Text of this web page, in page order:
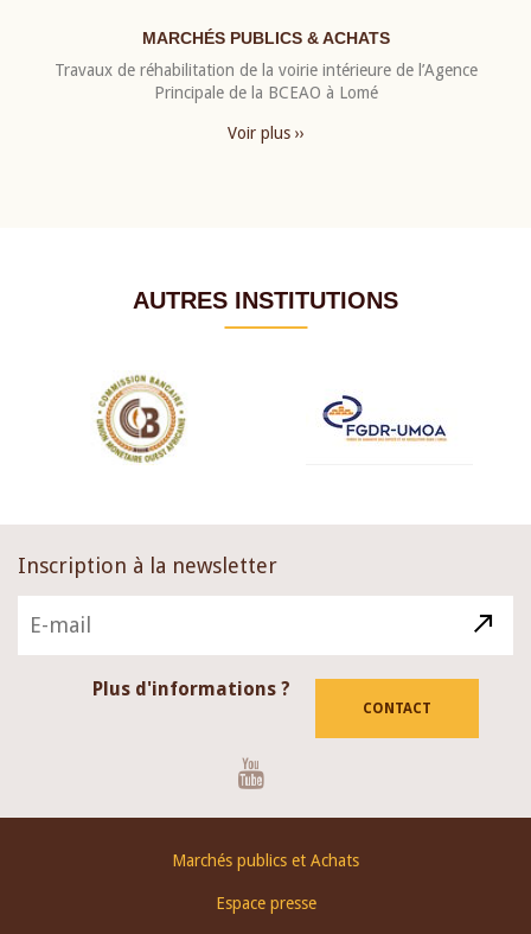
MARCHÉS PUBLICS & ACHATS
Travaux de réhabilitation de la voirie intérieure de l’Agence
Principale de la BCEAO à Lomé
Voir plus ››
AUTRES INSTITUTIONS
Inscription à la newsletter
Plus d'informations ?
CONTACT
Marchés publics et Achats
Espace presse